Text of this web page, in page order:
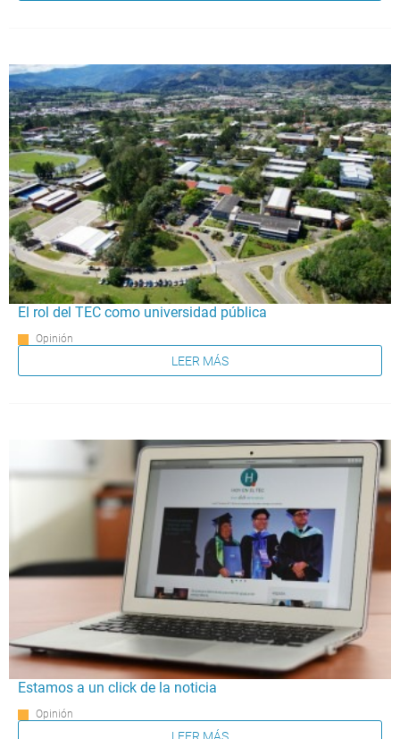
El rol del TEC como universidad pública
Opinión
LEER MÁS
Estamos a un click de la noticia
Opinión
LEER MÁS